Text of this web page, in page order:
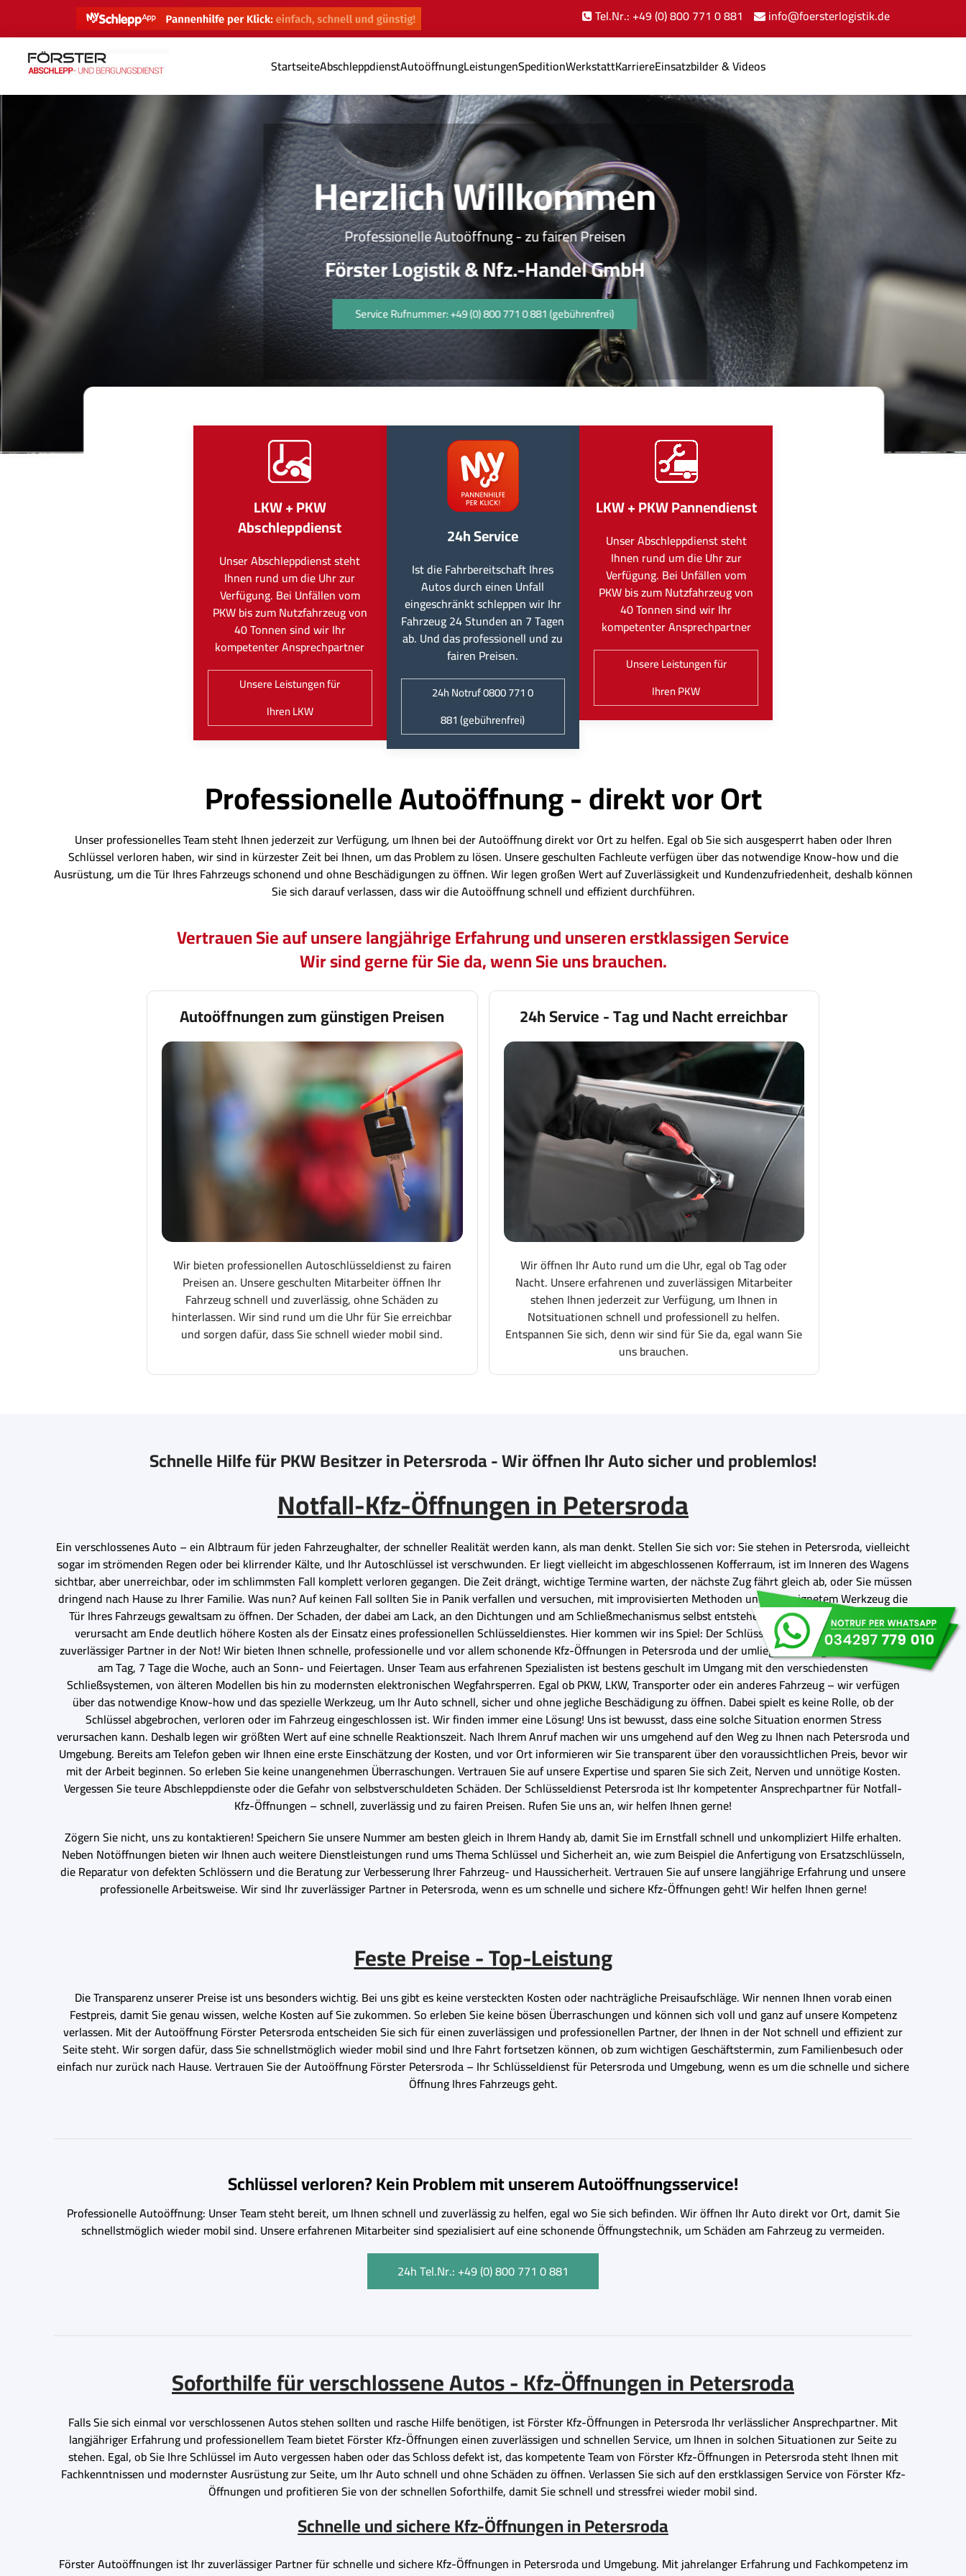
Tel.Nr.: +49 (0) 800 771 0 881 info@foersterlogistik.de
StartseiteAbschleppdienstAutoöffnungLeistungenSpeditionWerkstattKarriereEinsatzbilder & Videos
Herzlich Willkommen
Professionelle Autoöffnung - zu fairen Preisen
Förster Logistik & Nfz.-Handel GmbH
Service Rufnummer: +49 (0) 800 771 0 881 (gebührenfrei)
LKW + PKW
Abschleppdienst
Unser Abschleppdienst steht
Ihnen rund um die Uhr zur
Verfügung. Bei Unfällen vom
PKW bis zum Nutzfahrzeug von
40 Tonnen sind wir Ihr
kompetenter Ansprechpartner
Unsere Leistungen für
Ihren LKW
24h Service
Ist die Fahrbereitschaft Ihres
Autos durch einen Unfall
eingeschränkt schleppen wir Ihr
Fahrzeug 24 Stunden an 7 Tagen
ab. Und das professionell und zu
fairen Preisen.
24h Notruf 0800 771 0
881 (gebührenfrei)
LKW + PKW Pannendienst
Unser Abschleppdienst steht
Ihnen rund um die Uhr zur
Verfügung. Bei Unfällen vom
PKW bis zum Nutzfahrzeug von
40 Tonnen sind wir Ihr
kompetenter Ansprechpartner
Unsere Leistungen für
Ihren PKW
Professionelle Autoöffnung - direkt vor Ort
Unser professionelles Team steht Ihnen jederzeit zur Verfügung, um Ihnen bei der Autoöffnung direkt vor Ort zu helfen. Egal ob Sie sich ausgesperrt haben oder Ihren
Schlüssel verloren haben, wir sind in kürzester Zeit bei Ihnen, um das Problem zu lösen. Unsere geschulten Fachleute verfügen über das notwendige Know-how und die
Ausrüstung, um die Tür Ihres Fahrzeugs schonend und ohne Beschädigungen zu öffnen. Wir legen großen Wert auf Zuverlässigkeit und Kundenzufriedenheit, deshalb können
Sie sich darauf verlassen, dass wir die Autoöffnung schnell und effizient durchführen.
Vertrauen Sie auf unsere langjährige Erfahrung und unseren erstklassigen Service
Wir sind gerne für Sie da, wenn Sie uns brauchen.
Autoöffnungen zum günstigen Preisen
Wir bieten professionellen Autoschlüsseldienst zu fairen
Preisen an. Unsere geschulten Mitarbeiter öffnen Ihr
Fahrzeug schnell und zuverlässig, ohne Schäden zu
hinterlassen. Wir sind rund um die Uhr für Sie erreichbar
und sorgen dafür, dass Sie schnell wieder mobil sind.
24h Service - Tag und Nacht erreichbar
Wir öffnen Ihr Auto rund um die Uhr, egal ob Tag oder
Nacht. Unsere erfahrenen und zuverlässigen Mitarbeiter
stehen Ihnen jederzeit zur Verfügung, um Ihnen in
Notsituationen schnell und professionell zu helfen.
Entspannen Sie sich, denn wir sind für Sie da, egal wann Sie
uns brauchen.
Schnelle Hilfe für PKW Besitzer in Petersroda - Wir öffnen Ihr Auto sicher und problemlos!
Notfall-Kfz-Öffnungen in Petersroda
Ein verschlossenes Auto – ein Albtraum für jeden Fahrzeughalter, der schneller Realität werden kann, als man denkt. Stellen Sie sich vor: Sie stehen in Petersroda, vielleicht
sogar im strömenden Regen oder bei klirrender Kälte, und Ihr Autoschlüssel ist verschwunden. Er liegt vielleicht im abgeschlossenen Kofferraum, ist im Inneren des Wagens
sichtbar, aber unerreichbar, oder im schlimmsten Fall komplett verloren gegangen. Die Zeit drängt, wichtige Termine warten, der nächste Zug fährt gleich ab, oder Sie müssen
dringend nach Hause zu Ihrer Familie. Was nun? Auf keinen Fall sollten Sie in Panik verfallen und versuchen, mit improvisierten Methoden und ungeeignetem Werkzeug die
Tür Ihres Fahrzeugs gewaltsam zu öffnen. Der Schaden, der dabei am Lack, an den Dichtungen und am Schließmechanismus selbst entstehen kann, ist oft erheblich und
verursacht am Ende deutlich höhere Kosten als der Einsatz eines professionellen Schlüsseldienstes. Hier kommen wir ins Spiel: Der Schlüsseldienst Petersroda ist Ihr
zuverlässiger Partner in der Not! Wir bieten Ihnen schnelle, professionelle und vor allem schonende Kfz-Öffnungen in Petersroda und der umliegenden Region, 24 Stunden
am Tag, 7 Tage die Woche, auch an Sonn- und Feiertagen. Unser Team aus erfahrenen Spezialisten ist bestens geschult im Umgang mit den verschiedensten
Schließsystemen, von älteren Modellen bis hin zu modernsten elektronischen Wegfahrsperren. Egal ob PKW, LKW, Transporter oder ein anderes Fahrzeug – wir verfügen
über das notwendige Know-how und das spezielle Werkzeug, um Ihr Auto schnell, sicher und ohne jegliche Beschädigung zu öffnen. Dabei spielt es keine Rolle, ob der
Schlüssel abgebrochen, verloren oder im Fahrzeug eingeschlossen ist. Wir finden immer eine Lösung! Uns ist bewusst, dass eine solche Situation enormen Stress
verursachen kann. Deshalb legen wir größten Wert auf eine schnelle Reaktionszeit. Nach Ihrem Anruf machen wir uns umgehend auf den Weg zu Ihnen nach Petersroda und
Umgebung. Bereits am Telefon geben wir Ihnen eine erste Einschätzung der Kosten, und vor Ort informieren wir Sie transparent über den voraussichtlichen Preis, bevor wir
mit der Arbeit beginnen. So erleben Sie keine unangenehmen Überraschungen. Vertrauen Sie auf unsere Expertise und sparen Sie sich Zeit, Nerven und unnötige Kosten.
Vergessen Sie teure Abschleppdienste oder die Gefahr von selbstverschuldeten Schäden. Der Schlüsseldienst Petersroda ist Ihr kompetenter Ansprechpartner für Notfall-
Kfz-Öffnungen – schnell, zuverlässig und zu fairen Preisen. Rufen Sie uns an, wir helfen Ihnen gerne!
Zögern Sie nicht, uns zu kontaktieren! Speichern Sie unsere Nummer am besten gleich in Ihrem Handy ab, damit Sie im Ernstfall schnell und unkompliziert Hilfe erhalten.
Neben Notöffnungen bieten wir Ihnen auch weitere Dienstleistungen rund ums Thema Schlüssel und Sicherheit an, wie zum Beispiel die Anfertigung von Ersatzschlüsseln,
die Reparatur von defekten Schlössern und die Beratung zur Verbesserung Ihrer Fahrzeug- und Haussicherheit. Vertrauen Sie auf unsere langjährige Erfahrung und unsere
professionelle Arbeitsweise. Wir sind Ihr zuverlässiger Partner in Petersroda, wenn es um schnelle und sichere Kfz-Öffnungen geht! Wir helfen Ihnen gerne!
Feste Preise - Top-Leistung
Die Transparenz unserer Preise ist uns besonders wichtig. Bei uns gibt es keine versteckten Kosten oder nachträgliche Preisaufschläge. Wir nennen Ihnen vorab einen
Festpreis, damit Sie genau wissen, welche Kosten auf Sie zukommen. So erleben Sie keine bösen Überraschungen und können sich voll und ganz auf unsere Kompetenz
verlassen. Mit der Autoöffnung Förster Petersroda entscheiden Sie sich für einen zuverlässigen und professionellen Partner, der Ihnen in der Not schnell und effizient zur
Seite steht. Wir sorgen dafür, dass Sie schnellstmöglich wieder mobil sind und Ihre Fahrt fortsetzen können, ob zum wichtigen Geschäftstermin, zum Familienbesuch oder
einfach nur zurück nach Hause. Vertrauen Sie der Autoöffnung Förster Petersroda – Ihr Schlüsseldienst für Petersroda und Umgebung, wenn es um die schnelle und sichere
Öffnung Ihres Fahrzeugs geht.
Schlüssel verloren? Kein Problem mit unserem Autoöffnungsservice!
Professionelle Autoöffnung: Unser Team steht bereit, um Ihnen schnell und zuverlässig zu helfen, egal wo Sie sich befinden. Wir öffnen Ihr Auto direkt vor Ort, damit Sie
schnellstmöglich wieder mobil sind. Unsere erfahrenen Mitarbeiter sind spezialisiert auf eine schonende Öffnungstechnik, um Schäden am Fahrzeug zu vermeiden.
24h Tel.Nr.: +49 (0) 800 771 0 881
Soforthilfe für verschlossene Autos - Kfz-Öffnungen in Petersroda
Falls Sie sich einmal vor verschlossenen Autos stehen sollten und rasche Hilfe benötigen, ist Förster Kfz-Öffnungen in Petersroda Ihr verlässlicher Ansprechpartner. Mit
langjähriger Erfahrung und professionellem Team bietet Förster Kfz-Öffnungen einen zuverlässigen und schnellen Service, um Ihnen in solchen Situationen zur Seite zu
stehen. Egal, ob Sie Ihre Schlüssel im Auto vergessen haben oder das Schloss defekt ist, das kompetente Team von Förster Kfz-Öffnungen in Petersroda steht Ihnen mit
Fachkenntnissen und modernster Ausrüstung zur Seite, um Ihr Auto schnell und ohne Schäden zu öffnen. Verlassen Sie sich auf den erstklassigen Service von Förster Kfz-
Öffnungen und profitieren Sie von der schnellen Soforthilfe, damit Sie schnell und stressfrei wieder mobil sind.
Schnelle und sichere Kfz-Öffnungen in Petersroda
Förster Autoöffnungen ist Ihr zuverlässiger Partner für schnelle und sichere Kfz-Öffnungen in Petersroda und Umgebung. Mit jahrelanger Erfahrung und Fachkompetenz im